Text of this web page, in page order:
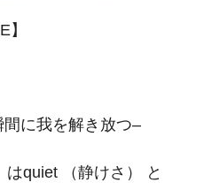
】
に我を解き放つ–
はquiet
（静けさ） と